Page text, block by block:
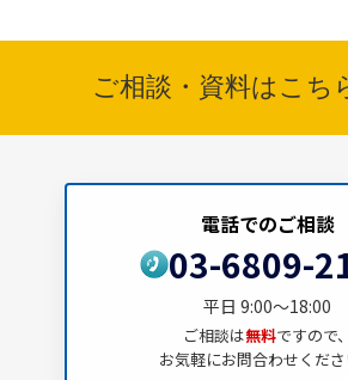
ご相談・資料はこち
電話でのご相談
03-6809-
平日 9:00～18:00
ご相談は無料ですので、
お気軽にお問合わせくださ